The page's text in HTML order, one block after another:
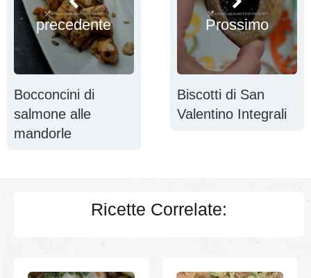
precedente
Bocconcini di
salmone alle
mandorle
Prossimo
Biscotti di San
Valentino Integrali
Ricette Correlate: